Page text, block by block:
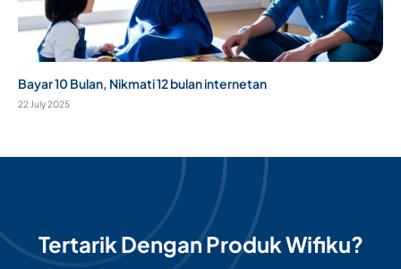
Bayar 10 Bulan, Nikmati 12 bulan internetan
22 July 2025
Tertarik Dengan Produk Wifiku?